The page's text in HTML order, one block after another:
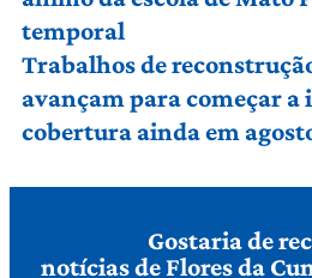
temporal
Trabalhos de
avançam para começar a
cobertura ainda em
Gostaria de
notícias de Flores da